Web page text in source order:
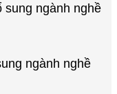
sung ngành nghề
ngành nghề